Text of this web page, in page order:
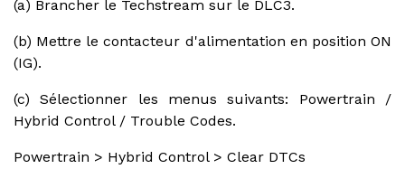
(a) Brancher le Techstream sur le DLC3.
(b) Mettre le contacteur d'alimentation en position ON
(IG).
(c) Sélectionner les menus suivants: Powertrain /
Hybrid Control / Trouble Codes.
Powertrain > Hybrid Control > Clear DTCs